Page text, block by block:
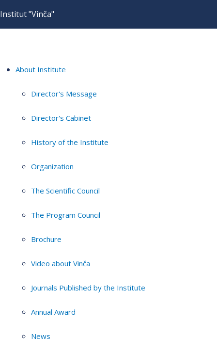
Institut "Vinča"
About Institute
Director's Message
Director's Cabinet
History of the Institute
Organization
The Scientific Council
The Program Council
Brochure
Video about Vinča
Journals Published by the Institute
Annual Award
News